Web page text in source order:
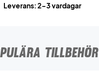
Leverans: 2-3 vardagar
TILLBEHÖR